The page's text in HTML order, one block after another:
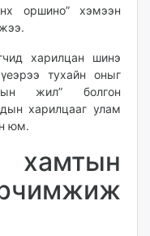
оршино” хэмээн
харилцан шинэ
тухайн оныг
жил” болгон
харилцааг улам
юм.